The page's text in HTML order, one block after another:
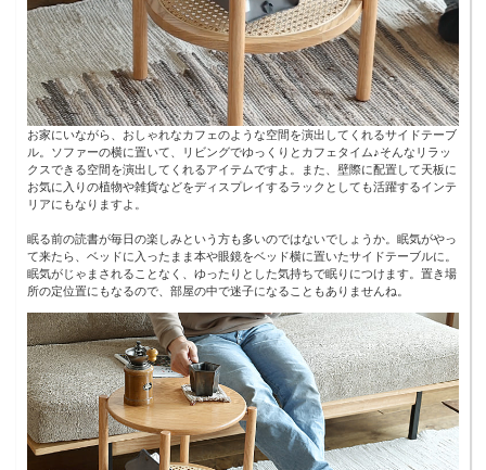
お家にいながら、おしゃれなカフェのような空間を演出してくれるサイドテーブ
ル。ソファーの横に置いて、リビングでゆっくりとカフェタイム♪そんなリラッ
クスできる空間を演出してくれるアイテムですよ。また、壁際に配置して天板に
お気に入りの植物や雑貨などをディスプレイするラックとしても活躍するインテ
リアにもなりますよ。
眠る前の読書が毎日の楽しみという方も多いのではないでしょうか。眠気がやっ
て来たら、ベッドに入ったまま本や眼鏡をベッド横に置いたサイドテーブルに。
眠気がじゃまされることなく、ゆったりとした気持ちで眠りにつけます。置き場
所の定位置にもなるので、部屋の中で迷子になることもありませんね。